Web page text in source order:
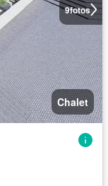
9fotos
Chalet